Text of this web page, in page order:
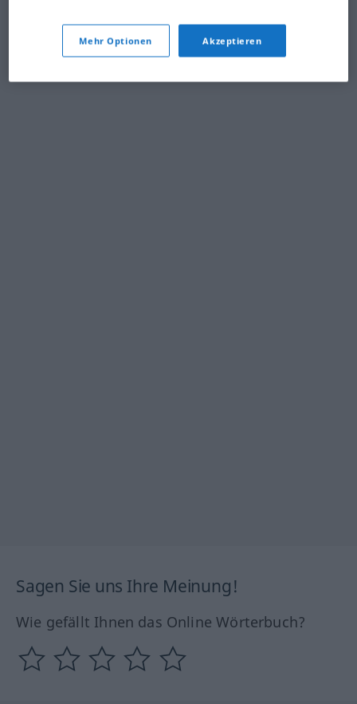
Sagen Sie uns Ihre Meinung!
Wie gefällt Ihnen das Online Wörterbuch?
Mehr Optionen Akzeptieren